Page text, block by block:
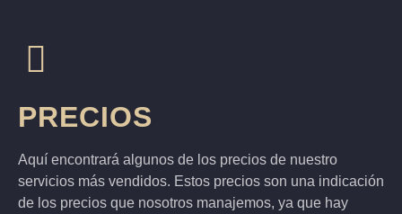
PRECIOS
Aquí encontrará algunos de los precios de nuestro
servicios más vendidos. Estos precios son una indicación
de los precios que nosotros manajemos, ya que hay